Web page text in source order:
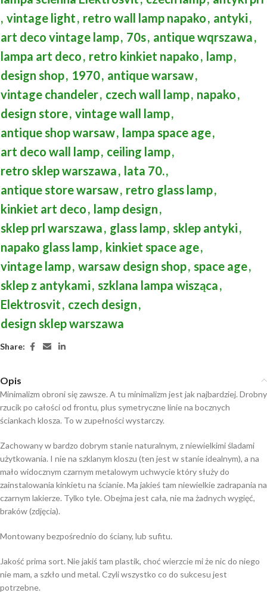
, vintage light, retro wall lamp napako, antyki,
art deco vintage lamp, 70s, antique wqrszawa,
lampa art deco, retro kinkiet napako, lamp,
design shop, 1970, antique warsaw,
vintage chandeler, czech wall lamp, napako,
design store, vintage wall lamp,
antique shop warsaw, lampa space age,
art deco wall lamp, ceiling lamp,
retro sklep warszawa, lata 70.,
antique store warsaw, retro glass lamp,
kinkiet art deco, lamp design,
sklep prl warszawa, glass lamp, sklep antyki,
napako glass lamp, kinkiet space age,
vintage lamp, warsaw design shop, space age,
sklep z antykami, szklana lampa wisząca,
Elektrosvit, czech design,
design sklep warszawa
Share:
Opis
Minimalizm obroni się zawsze. A tu minimalizm jest jak najbardziej. Drobny
rzucik po całości od frontu, plus symetryczne linie na bocznych
ściankach klosza. To w zupełności wystarczy.
Zachowany w bardzo dobrym stanie naturalnym, z niewielkimi śladami
użytkowania. I nie na szklanym kloszu (ten jest w stanie idealnym), a na
mało widocznym czarnym metalowym uchwycie który służy do
zainstalowania kinkietu na ścianie. Ma jakieś tam niewielkie zadrapania na
czarnym lakierze. Tylko tyle. Obejma jest cała, nie ma żadnych wygięć,
braków (zdjęcia).
Montowany bezpośrednio do ściany, lub sufitu.
Jakość prima sort. Nie jakiś tam plastik, choć wierzcie mi że nic do niego
nie mam, a szkło und metal. Czyli wszystko co do sukcesu jest
potrzebne.